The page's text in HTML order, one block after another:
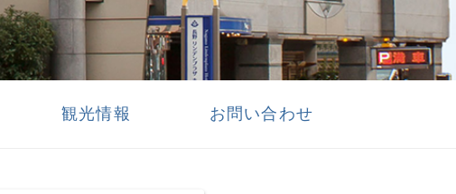
観光情報 お問い合わせ